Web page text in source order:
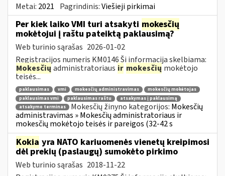
Metai: 2021 Pagrindinis:Viešieji pirkimai
Per kiek laiko VMI turi atsakyti mokesčių
mokėtojui į raštu pateiktą paklausimą?
Web turinio sąrašas 2026-01-02
Registracijos numeris KM0146 Ši informacija skelbiama:
Mokesčių administratoriaus ir mokesčių mokėtojo
teisės...
paklausimas vmi mokesčių administravimas
mokesčių mokėtojas
paklausimas vmi
paklausimas raštu
atsakymas į paklausimą
atsakymo terminas
Mokesčių žinyno kategorijos: Mokesčių
administravimas » Mokesčių administratoriaus ir
mokesčių mokėtojo teisės ir pareigos (32-42 s
Kokia yra NATO kariuomenės vienetų kreipimosi
dėl prekių (paslaugų) sumokėto pirkimo
Web turinio sąrašas 2018-11-22